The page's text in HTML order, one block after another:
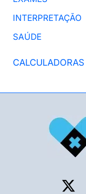
INTERPRETAÇÃO
SAÚDE
CALCULADORAS